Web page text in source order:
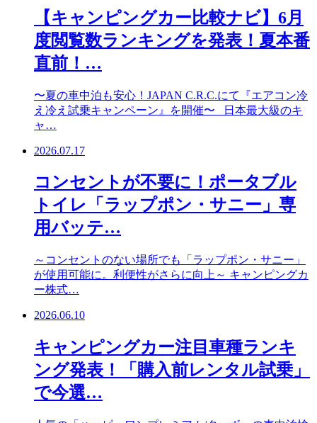
【キャンピングカー比較ナビ】6月
度閲覧数ランキングを発表！夏本番
直前！…
〜夏の車中泊も安心！JAPAN C.R.C.にて『エアコン冷
え冷え試乗キャンペーン』を開催〜 日本最大級のキ
ャ…
2026.07.17
コンセントが不要に！ポータブル
トイレ「ラップポン・サニー」専
用バッテ…
～コンセントのない場所でも「ラップポン・サニー」
が使用可能に。利便性がさらに向上～ キャンピングカ
ー株式…
2026.06.10
キャンピングカー注目車種ランキ
ング発表！「購入前レンタル試乗」
で今選…